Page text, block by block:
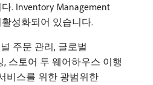
. Inventory Management
성화되어 있습니다.
주문 관리, 글로벌
스토어 투 웨어하우스 이행
비스를 위한 광범위한